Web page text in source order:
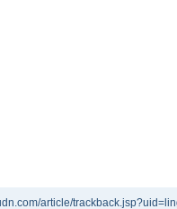
article/